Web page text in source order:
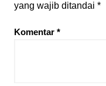
yang wajib ditandai *
Komentar *